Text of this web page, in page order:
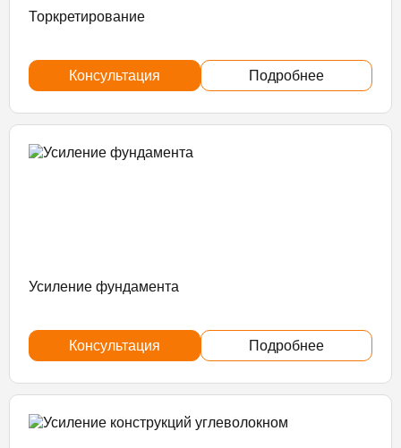
Торкретирование
Консультация Подробнее
Усиление фундамента
Консультация Подробнее